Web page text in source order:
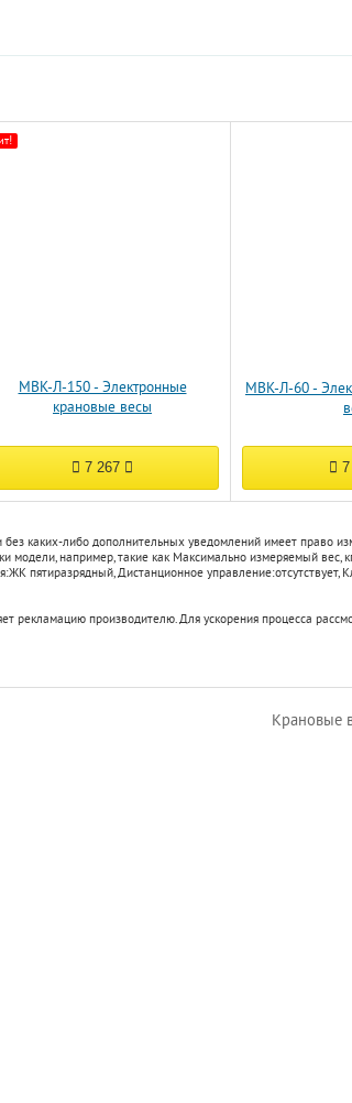
МВК-Л-150 - Электронные
крановые весы
7 267
МВК-Л-60 -
каких-либо дополнительных уведомлений имеет право
модели, например, такие как Максимально измеряемый вес,
ЖК пятиразрядный,Дистанционное управление:отсутствует,
рекламацию производителю. Для ускорения процесса
Крановые